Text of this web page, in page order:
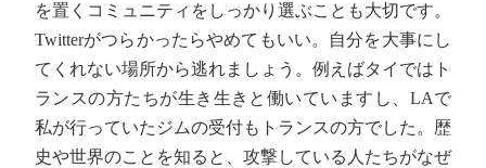
を置くコミュニティをしっかり選ぶことも大切です。
Twitterがつらかったらやめてもいい。自分を大事にし
てくれない場所から逃れましょう。例えばタイではト
ランスの方たちが生き生きと働いていますし、LAで
私が行っていたジムの受付もトランスの方でした。歴
史や世界のことを知ると、攻撃している人たちがなぜ